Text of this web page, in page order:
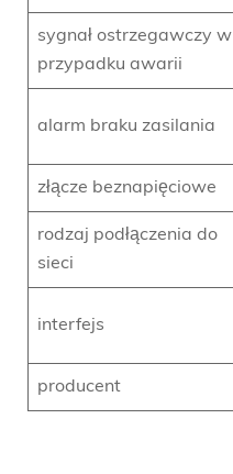
sygnał ostrzegawczy w
przypadku awarii
alarm braku zasilania
złącze beznapięciowe
rodzaj podłączenia do
sieci
interfejs
producent